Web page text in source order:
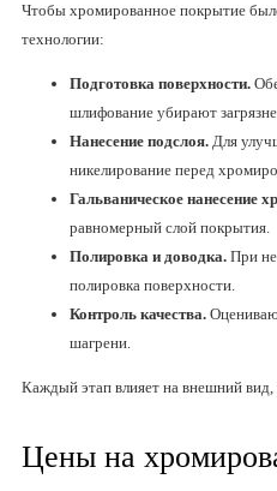
Чтобы хромированное покрытие
технологии:
Подготовка поверхности.
шлифование убирают
Нанесение подслоя. Для
никелирование перед
Гальваническое нанесение
равномерный слой покрытия.
Полировка и доводка. При
полировка поверхности.
Контроль качества.
шагрени.
Каждый этап влияет на внешний вид,
Цены на